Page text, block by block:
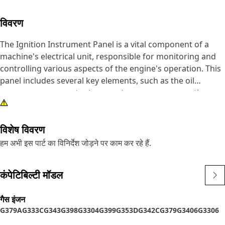
विवरण
The Ignition Instrument Panel is a vital component of a
machine's electrical unit, responsible for monitoring and
controlling various aspects of the engine's operation. This
panel includes several key elements, such as the oil
pressure gauge, water temperature gauge, magnetic
switch, and stop switch.
Attributes:
• Stop switch used to quickly shut off the engine in case of
• Magnetic switch controls the flow of electrical current to
the starter motor
for monitoring the oil pressure and temperature of the
engine
विशेष विवरण
हम अभी इस पार्ट का विनिर्देश जोड़ने पर काम कर रहे हैं.
कंपेटिबिल्टी मॉडल
गैस इंजन
G379AG333CG343G398G3304G399G353DG342CG379G3406G3306